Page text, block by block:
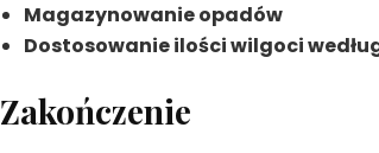
Magazynowanie opadów
Dostosowanie ilości wilgoci
Zakończenie